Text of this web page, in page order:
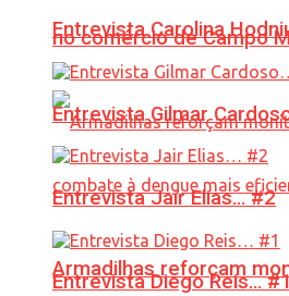
no comércio de Campo
Armadilhas reforçam
Entrevista Carolina
Entrevista Gilmar
Entrevista Jair Elias… #2
Entrevista Diego Reis…